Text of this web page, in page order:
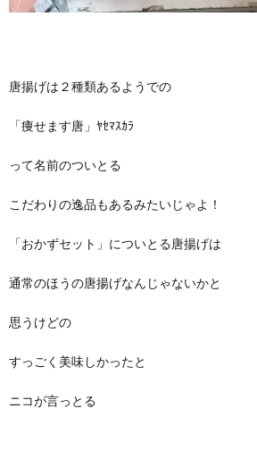
唐揚げは２種類あるようでの
「痩せます唐」ﾔｾﾏｽｶﾗ
って名前のついとる
こだわりの逸品もあるみたいじゃよ！
「おかずセット」についとる唐揚げは
通常のほうの唐揚げなんじゃないかと
思うけどの
すっごく美味しかったと
ニコが言っとる